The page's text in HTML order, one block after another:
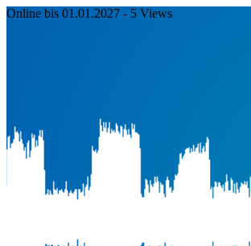
Online bis 01.01.2027 - 5 Views